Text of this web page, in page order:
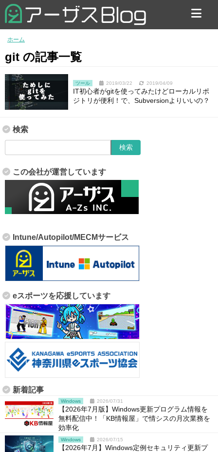
お問い合わせ
ホーム
git の記事一覧
ツール 2019/03/22 2019/04/09
IT初心者がgitを使ってみたけどローカルリポ
ジトリが便利！で、Subversionよりいいの？
検索
この会社が運営しています
Intune/Autopilot/MECMサービス
eスポーツを応援しています
新着記事
Windows 2026/07/31
【2026年7月版】Windows更新プログラム情報を
無料配信中！「KB情報屋」で情シスの月次業務を
効率化
Windows 2026/07/15
【2026年7月】Windows定例セキュリティ更新プ